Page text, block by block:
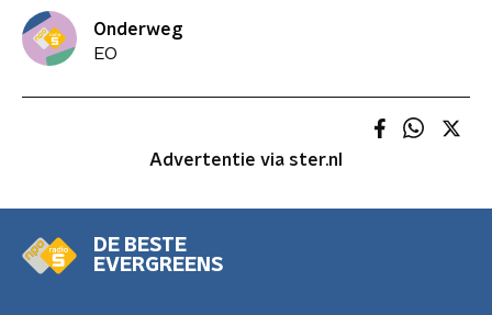
Onderweg
EO
Advertentie via ster.nl
DE BESTE
EVERGREENS